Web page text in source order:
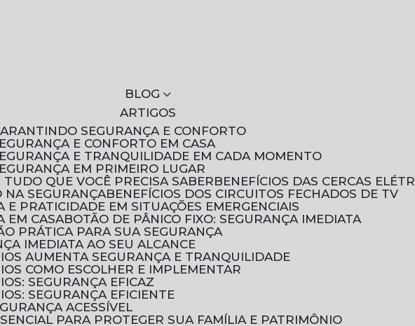
BLOG
ARTIGOS
SEGURANÇA E CONFORTO
E CONFORTO EM CASA
E TRANQUILIDADE EM CADA MOMENTO
EM PRIMEIRO LUGAR
TUDO QUE VOCÊ PRECISA SABER
BENEFÍCIOS DAS CERCAS
NA SEGURANÇA
BENEFÍCIOS DOS CIRCUITOS FECHADOS DE TV
E PRATICIDADE EM SITUAÇÕES EMERGENCIAIS
EM CASA
BOTÃO DE PÂNICO FIXO: SEGURANÇA IMEDIATA
PRÁTICA PARA SUA SEGURANÇA
IMEDIATA AO SEU ALCANCE
AUMENTA SEGURANÇA E TRANQUILIDADE
COMO ESCOLHER E IMPLEMENTAR
SEGURANÇA EFICAZ
SEGURANÇA EFICIENTE
ACESSÍVEL
PARA PROTEGER SUA FAMÍLIA E PATRIMÔNIO